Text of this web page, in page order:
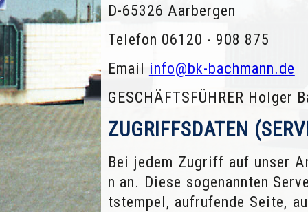
D-65326 Aarbergen
Telefon 06120 - 908 875
Email info@bk-bachmann.de
GESCHÄFTSFÜHRER Holger
ZUGRIFFSDATEN
Bei jedem Zugriff auf unser
n an. Diese sogenannten
tstempel, aufrufende Seite,